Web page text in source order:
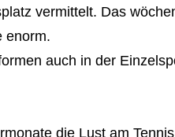
vermittelt. Das
enorm.
auch in der
die Lust am